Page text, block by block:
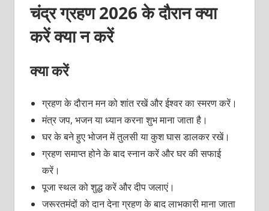
चंद्र ग्रहण 2026 के दौरान क्या
करें क्या न करें
क्या करें
ग्रहण के दौरान मन को शांत रखें और ईश्वर का स्मरण करें।
मंत्र जप, भजन या ध्यान करना शुभ माना जाता है।
घर के बने हुए भोजन में तुलसी या कुश घास डालकर रखें।
ग्रहण समाप्त होने के बाद स्नान करें और घर की सफाई
करें।
पूजा स्थल को शुद्ध करें और दीप जलाएं।
जरूरतमंदों को दान देना ग्रहण के बाद लाभकारी माना जाता